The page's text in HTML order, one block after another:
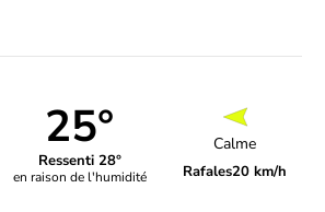
25°
Ressenti 28°
en raison de l'humidité
Calme
Rafales20 km/h